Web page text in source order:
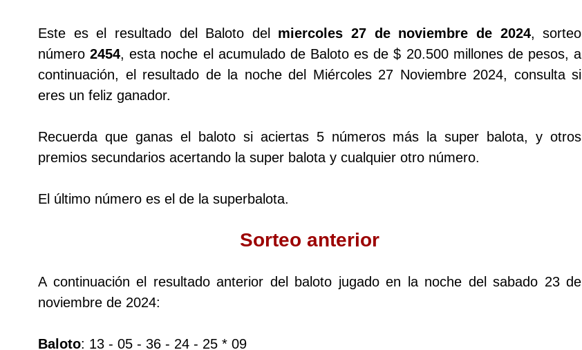
Lotería de Santander
Lotería del Cauca
Extra de Colombia
Antioqueñita Día
Astro Sol
Este es el resultado del Baloto del miercoles 27 de noviembre de 2024, sorteo
número2454, esta noche el acumulado de Baloto es de $ 20.500 millones de pesos, a
continuación, el resultado de la noche del Miércoles 27 Noviembre 2024, consulta si
eres un feliz ganador.
Recuerda que ganas el baloto si aciertas 5 números más la super balota, y otros
premios secundarios acertando la super balota y cualquier otro número.
El último número es el de la superbalota.
Sorteo anterior
A continuación el resultado anterior del baloto jugado en la noche del sabado 23 de
noviembre de 2024:
Baloto: 13 - 05 - 36 - 24 - 25 * 09